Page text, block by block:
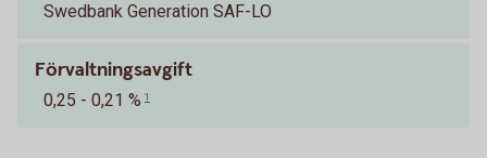
Swedbank Generation SAF-LO
Förvaltningsavgift
0,25 - 0,21 % 1